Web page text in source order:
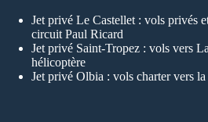
Jet privé Le Castellet : vols privés
circuit Paul Ricard
Jet privé Saint-Tropez : vols vers
hélicoptère
Jet privé Olbia : vols charter vers la